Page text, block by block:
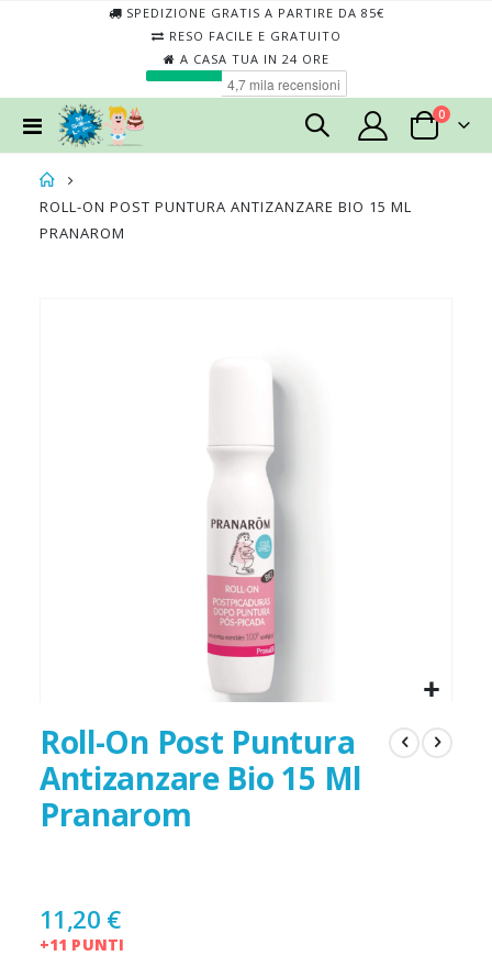
SPEDIZIONE GRATIS A PARTIRE DA 85€
RESO FACILE E GRATUITO
A CASA TUA IN 24 ORE
Toggle
Nav
Cart
0elementi
ROLL-ON POST PUNTURA ANTIZANZARE BIO 15 ML
PRANAROM
Roll-On Post Puntura
Antizanzare Bio 15 Ml
Pranarom
11,20 €
+11 PUNTI